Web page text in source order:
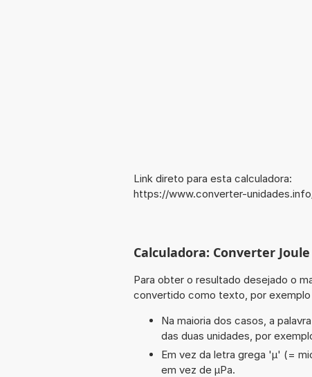
Link direto para esta calculadora:
https://www.converter-
Calculadora: Converter
Para obter o resultado desejado o
convertido como texto, por
Na maioria dos casos, a
das duas unidades, por
Em vez da letra grega 'µ' (=
em vez de µPa.